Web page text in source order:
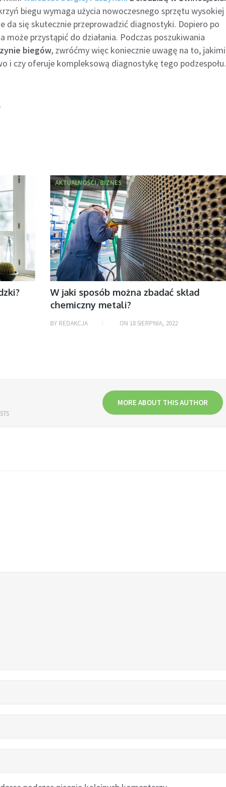
biegu wymaga użycia nowoczesnego sprzętu wysokiej
da się skutecznie przeprowadzić diagnostyki. Dopiero po
może przystąpić do działania. Podczas poszukiwania
biegów, zwróćmy więc koniecznie uwagę na to, jakimi
i czy oferuje kompleksową diagnostykę tego podzespołu.
AKTUALNOŚCI, BIZNES
W jaki sposób można zbadać skład
chemiczny metali?
BY REDAKCJA ON 18 SIERPNIA, 2022
MORE ABOUT THIS AUTHOR